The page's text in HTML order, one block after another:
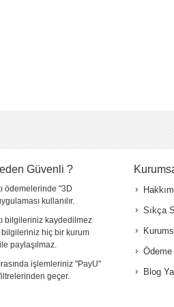
Güvenli ?
ödemelerinde "3D
kullanılır.
bilgileriniz kaydedilmez
hiç bir kurum
paylaşılmaz.
işlemleriniz "PayU"
geçer.
Sıkça
Blog